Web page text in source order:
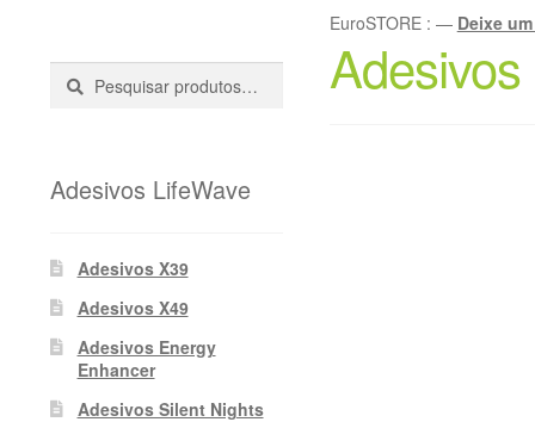
EuroSTORE : — Deixe
Pesquisar
Pesquisa
Adesivos LifeWave
Adesivos X39
Adesivos X49
Adesivos Energy
Enhancer
Adesivos Silent Nights